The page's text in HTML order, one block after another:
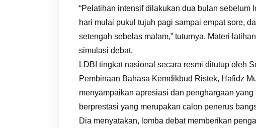
“Pelatihan intensif dilakukan dua bulan sebelum
hari mulai pukul tujuh pagi sampai empat sore,
setengah sebelas malam,” tuturnya. Materi
simulasi debat.
LDBI tingkat nasional secara resmi ditutup oleh
Pembinaan Bahasa Kemdikbud Ristek, Hafidz
menyampaikan apresiasi dan penghargaan
berprestasi yang merupakan calon penerus
Dia menyatakan, lomba debat memberikan